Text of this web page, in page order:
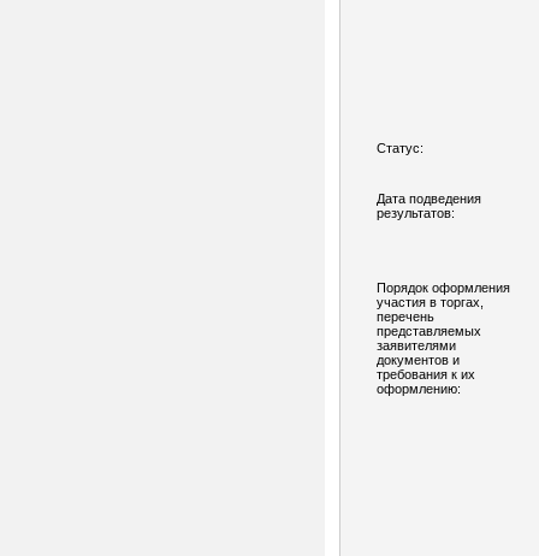
Статус:
Дата подведения
результатов:
Порядок оформления
участия в торгах,
перечень
представляемых
заявителями
документов и
требования к их
оформлению: